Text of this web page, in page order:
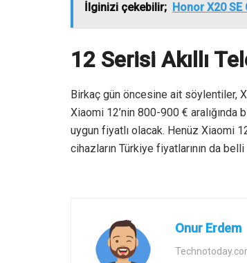
İlginizi çekebilir; Honor X20 SE
12 Serisi Akıllı
Birkaç gün öncesine ait söylentiler,
Xiaomi 12’nin 800-900 € aralığında
uygun fiyatlı olacak. Henüz Xiaomi
cihazların Türkiye fiyatlarının da
Onur Erdem